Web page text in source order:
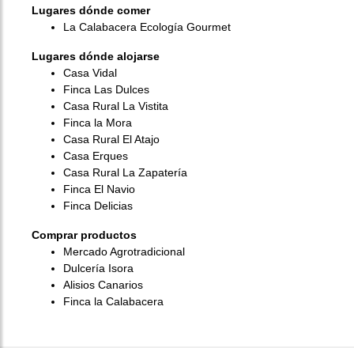
Lugares dónde comer
La Calabacera Ecología Gourmet
Lugares dónde alojarse
Casa Vidal
Finca Las Dulces
Casa Rural La Vistita
Finca la Mora
Casa Rural El Atajo
Casa Erques
Casa Rural La Zapatería
Finca El Navio
Finca Delicias
Comprar productos
Mercado Agrotradicional
Dulcería Isora
Alisios Canarios
Finca la Calabacera